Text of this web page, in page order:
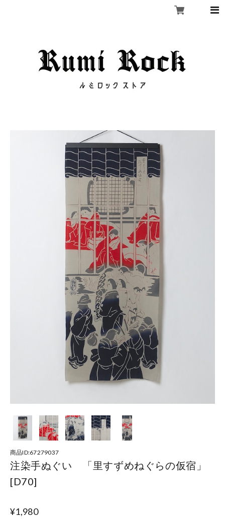
商品ID:67279037
注染手ぬぐい 「里すずめねぐらの仮宿」
[D70]
¥1,980